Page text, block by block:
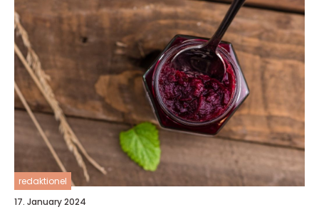
redaktionel
17. January 2024